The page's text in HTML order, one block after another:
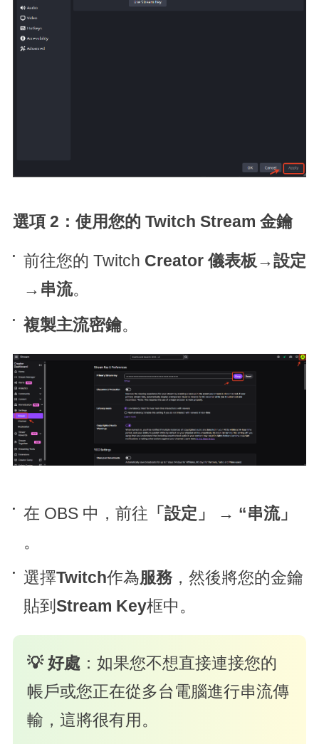
選項 2：使用您的 Twitch Stream 金鑰
前往您的 Twitch Creator 儀表板 →設定
→ 串流。
複製主流密鑰。
在 OBS 中，前往 「設定」 → “串流」
。
選擇Twitch作為服務，然後將您的金鑰
貼到 Stream Key框中。
💡 好處 ：如果您不想直接連接您的
帳戶或您正在從多台電腦進行串流傳
輸，這將很有用。